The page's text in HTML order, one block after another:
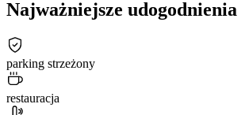
Najważniejsze udogodnienia
parking strzeżony
restauracja